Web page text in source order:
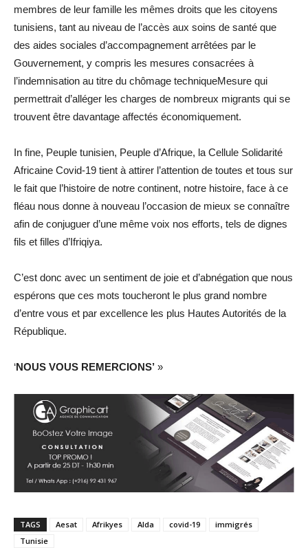
membres de leur famille les mêmes droits que les citoyens
tunisiens, tant au niveau de l’accès aux soins de santé que
des aides sociales d’accompagnement arrêtées par le
Gouvernement, y compris les mesures consacrées à
l’indemnisation au titre du chômage techniqueMesure qui
permettrait d’alléger les charges de nombreux migrants qui se
trouvent être davantage affectés économiquement.
In fine, Peuple tunisien, Peuple d’Afrique, la Cellule Solidarité
Africaine Covid-19 tient à attirer l’attention de toutes et tous sur
le fait que l’histoire de notre continent, notre histoire, face à ce
fléau nous donne à nouveau l’occasion de mieux se connaître
afin de conjuguer d’une même voix nos efforts, tels de dignes
fils et filles d’Ifriqiya.
C’est donc avec un sentiment de joie et d’abnégation que nous
espérons que ces mots toucheront le plus grand nombre
d’entre vous et par excellence les plus Hautes Autorités de la
République.
‘NOUS VOUS REMERCIONS’ »
TAGS Aesat Afrikyes Alda covid-19
immigrés
Tunisie